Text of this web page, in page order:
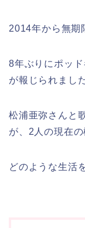
2014年から無期
8年ぶりにポッ
が報じられました
松浦亜弥さんと
が、2人の現在の
どのような生活